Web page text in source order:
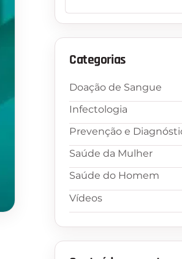
Categorias
Doação de Sangue
Infectologia
Prevenção e
Saúde da Mulher
Saúde do Homem
Vídeos